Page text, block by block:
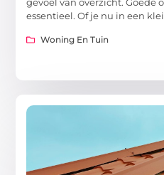
gevoel van overzicht. Goede
essentieel. Of je nu in een
Woning En Tuin